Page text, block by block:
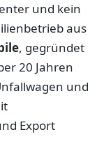
und kein
aus
, gegründet
20 Jahren
und
Export